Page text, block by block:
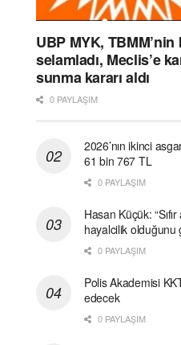
UBP MYK, TBMM’nin
selamladı, Meclis’e
sunma kararı aldı
0 PAYLAŞIM
2026’nın ikinci
61 bin 767 TL
0 PAYLAŞIM
Hasan Küçük:
hayalcilik olduğunu
0 PAYLAŞIM
Polis Akademisi
edecek
0 PAYLAŞIM